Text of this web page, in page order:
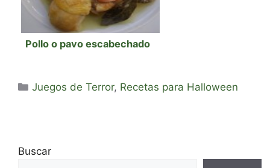
Pollo o pavo escabechado
Categorías
Juegos de Terror, Recetas para Halloween
Buscar